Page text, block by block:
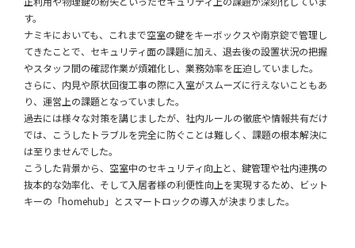
す。
ナミキにおいても、これまで空室の鍵をキーボックスや南京錠で管理し
てきたことで、セキュリティ面の課題に加え、退去後の設置状況の把握
やスタッフ間の確認作業が煩雑化し、業務効率を圧迫していました。
さらに、内見や原状回復工事の際に入室がスムーズに行えないこともあ
り、運営上の課題となっていました。
過去には様々な対策を講じましたが、社内ルールの徹底や情報共有だけ
では、こうしたトラブルを完全に防ぐことは難しく、課題の根本解決に
は至りませんでした。
こうした背景から、空室中のセキュリティ向上と、鍵管理や社内連携の
抜本的な効率化、そして入居者様の利便性向上を実現するため、ビット
キーの「homehub」とスマートロックの導入が決まりました。